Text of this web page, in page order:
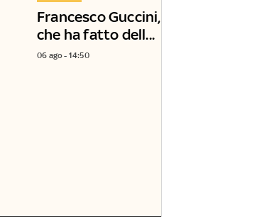
Francesco Guccini, l'antisociale
che ha fatto dell...
06 ago - 14:50